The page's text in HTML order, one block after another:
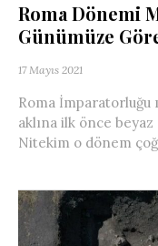
Roma Dönemi
Günümüze
17 Mayıs 2021
Roma
aklına ilk önce
Nitekim o dönem